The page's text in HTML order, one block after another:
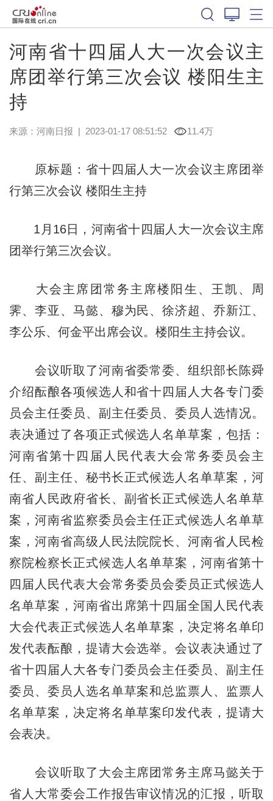
河南省十四届人大一次会议主
席团举行第三次会议 楼阳生主
持
来源： 河南日报 | 2023-01-17 08:51:52 11.4万
原标题：省十四届人大一次会议主席团举
行第三次会议 楼阳生主持
1月16日，河南省十四届人大一次会议主席
团举行第三次会议。
大会主席团常务主席楼阳生、王凯、周
霁、李亚、马懿、穆为民、徐济超、乔新江、
李公乐、何金平出席会议。楼阳生主持会议。
会议听取了河南省委常委、组织部长陈舜
介绍酝酿各项候选人和省十四届人大各专门委
员会主任委员、副主任委员、委员人选情况。
表决通过了各项正式候选人名单草案，包括：
河南省第十四届人民代表大会常务委员会主
任、副主任、秘书长正式候选人名单草案，河
南省人民政府省长、副省长正式候选人名单草
案，河南省监察委员会主任正式候选人名单草
案，河南省高级人民法院院长、河南省人民检
察院检察长正式候选人名单草案，河南省第十
四届人民代表大会常务委员会委员正式候选人
名单草案，河南省出席第十四届全国人民代表
大会代表正式候选人名单草案，决定将名单印
发代表酝酿，提请大会选举。会议表决通过了
省十四届人大各专门委员会主任委员、副主任
委员、委员人选名单草案和总监票人、监票人
名单草案，决定将名单草案印发代表，提请大
会表决。
会议听取了大会主席团常务主席马懿关于
省人大常委会工作报告审议情况的汇报，听取